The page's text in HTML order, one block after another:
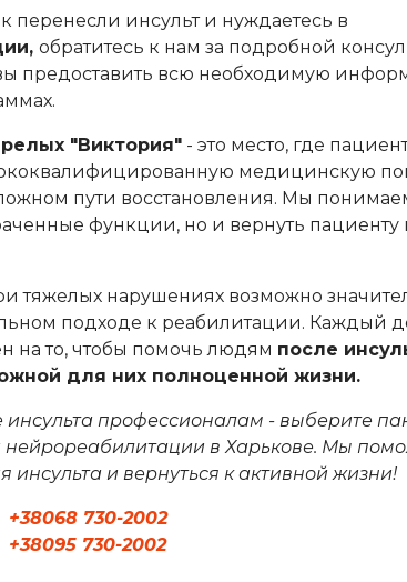
инсульт и нуждаетесь в
обратитесь к нам за подробной
предоставить всю необходимую
"Виктория" - это место, где
медицинскую
пути восстановления. Мы
функции, но и вернуть пациенту
тяжелых нарушениях возможно
подходе к реабилитации. Каждый
на то, чтобы помочь людям после
для них полноценной жизни.
инсульта профессионалам - выберите
нейрореабилитации в Харькове. Мы
инсульта и вернуться к активной жизни!
+38068 730-2002
+38095 730-2002